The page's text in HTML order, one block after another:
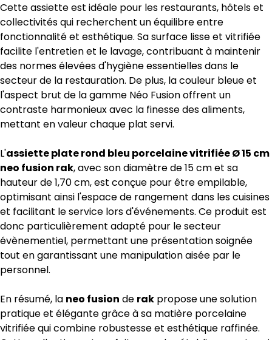
Cette assiette est idéale pour les restaurants, hôtels et
collectivités qui recherchent un équilibre entre
fonctionnalité et esthétique. Sa surface lisse et vitrifiée
facilite l'entretien et le lavage, contribuant à maintenir
des normes élevées d'hygiène essentielles dans le
secteur de la restauration. De plus, la couleur bleue et
l'aspect brut de la gamme Néo Fusion offrent un
contraste harmonieux avec la finesse des aliments,
mettant en valeur chaque plat servi.
L'assiette plate rond bleu porcelaine vitrifiée Ø 15 cm
neo fusion rak, avec son diamètre de 15 cm et sa
hauteur de 1,70 cm, est conçue pour être empilable,
optimisant ainsi l'espace de rangement dans les cuisines
et facilitant le service lors d'événements. Ce produit est
donc particulièrement adapté pour le secteur
évènementiel, permettant une présentation soignée
tout en garantissant une manipulation aisée par le
personnel.
En résumé, la neo fusion de rak propose une solution
pratique et élégante grâce à sa matière porcelaine
vitrifiée qui combine robustesse et esthétique raffinée.